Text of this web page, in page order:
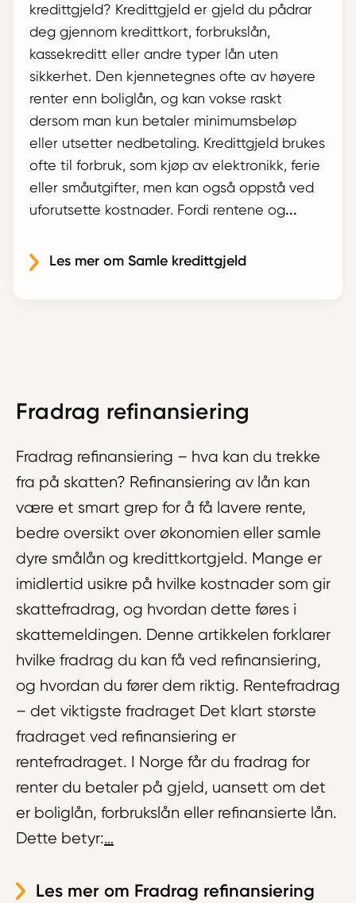
kredittgjeld? Kredittgjeld er gjeld du pådrar
deg gjennom kredittkort, forbrukslån,
kassekreditt eller andre typer lån uten
sikkerhet. Den kjennetegnes ofte av høyere
renter enn boliglån, og kan vokse raskt
dersom man kun betaler minimumsbeløp
eller utsetter nedbetaling. Kredittgjeld brukes
ofte til forbruk, som kjøp av elektronikk, ferie
eller småutgifter, men kan også oppstå ved
uforutsette kostnader. Fordi rentene og...
Les mer om Samle kredittgjeld
Fradrag refinansiering
Fradrag refinansiering – hva kan du trekke
fra på skatten? Refinansiering av lån kan
være et smart grep for å få lavere rente,
bedre oversikt over økonomien eller samle
dyre smålån og kredittkortgjeld. Mange er
imidlertid usikre på hvilke kostnader som gir
skattefradrag, og hvordan dette føres i
skattemeldingen. Denne artikkelen forklarer
hvilke fradrag du kan få ved refinansiering,
og hvordan du fører dem riktig. Rentefradrag
– det viktigste fradraget Det klart største
fradraget ved refinansiering er
rentefradraget. I Norge får du fradrag for
renter du betaler på gjeld, uansett om det
er boliglån, forbrukslån eller refinansierte lån.
Dette betyr:…
Les mer om Fradrag refinansiering